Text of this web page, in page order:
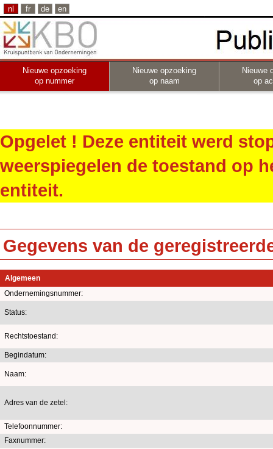
nl fr de en
Nieuwe opzoeking
op nummer
Nieuwe opzoeking
op naam
Nieuwe
op
Opgelet ! Deze entiteit werd
weerspiegelen de toestand op
entiteit.
Gegevens van de
Algemeen
Ondernemingsnummer:
Status:
Rechtstoestand:
Begindatum:
Naam:
Adres van de zetel:
Telefoonnummer:
Faxnummer: